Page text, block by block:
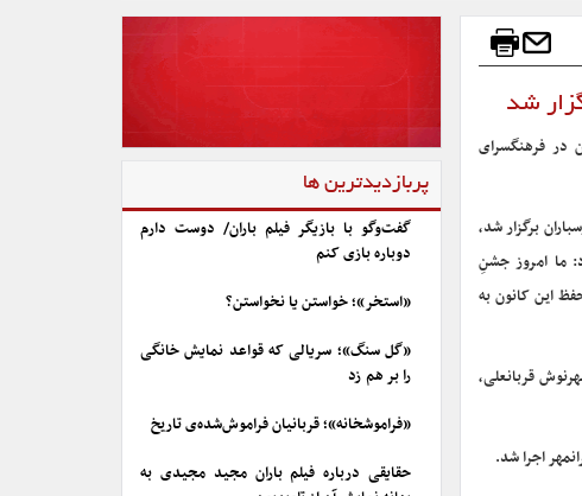
شد
در فرهنگسرای
در فرهنگسرای ارسباران برگزار شد،
ما امروز جشنِ
این کانون به
قربانعلی،
اجرا شد.
پربازدیدترین ها
گفت‌وگو با بازیگر فیلم باران/ دوست دارم
دوباره بازی کنم
«استخر»؛ خواستن یا نخواستن؟
«گل سنگ»؛ سریالی که قواعد نمایش خانگی
را بر هم زد
«فراموشخانه»؛ قربانیان فراموش‌شده‌ی تاریخ
حقایقی درباره فیلم باران مجید مجیدی به